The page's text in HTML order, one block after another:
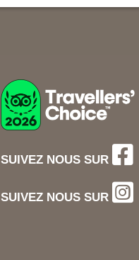
SUIVEZ NOUS SUR
SUIVEZ NOUS SUR